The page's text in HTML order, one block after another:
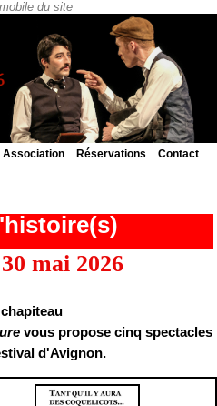
Association Réservations Contact
mai 2026
vous propose cinq spectacles
d'Avignon.